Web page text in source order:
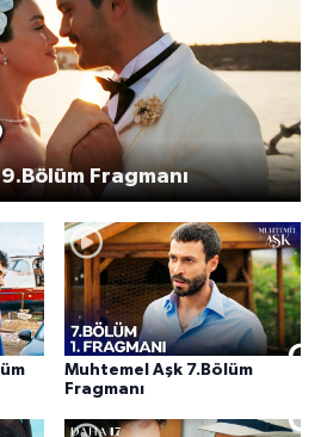
Fragmanı
Muhtemel Aşk 7.Bölüm
Fragmanı